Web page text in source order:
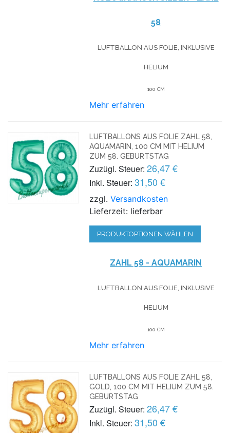
58
LUFTBALLON AUS FOLIE, INKLUSIVE
HELIUM
100 CM
Mehr erfahren
LUFTBALLONS AUS FOLIE ZAHL 58,
AQUAMARIN, 100 CM MIT HELIUM
ZUM 58. GEBURTSTAG
Zuzügl. Steuer: 26,47 €
Inkl. Steuer: 31,50 €
zzgl.Versandkosten
Lieferzeit: lieferbar
PRODUKTOPTIONEN WÄHLEN
ZAHL 58 - AQUAMARIN
LUFTBALLON AUS FOLIE, INKLUSIVE
HELIUM
100 CM
Mehr erfahren
LUFTBALLONS AUS FOLIE ZAHL 58,
GOLD, 100 CM MIT HELIUM ZUM 58.
GEBURTSTAG
Zuzügl. Steuer: 26,47 €
Inkl. Steuer: 31,50 €